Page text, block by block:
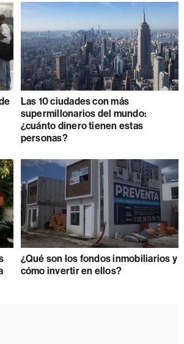
Las 10 ciudades con más
supermillonarios del mundo:
¿cuánto dinero tienen estas
personas?
¿Qué son los fondos inmobiliarios y
cómo invertir en ellos?